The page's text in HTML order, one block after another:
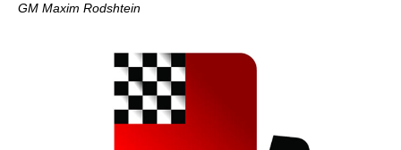
GM Maxim Rodshtein